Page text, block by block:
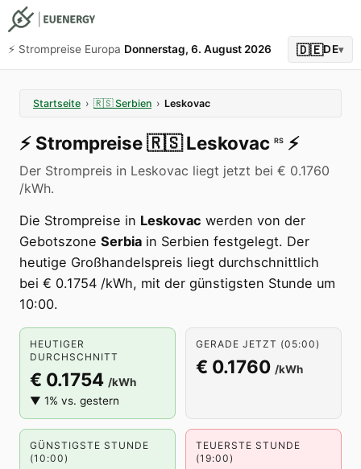
⚡️ Strompreise Europa Donnerstag, 6. August 2026 🇩🇪DE▾
Startseite › 🇷🇸 Serbien › Leskovac
⚡️ Strompreise🇷🇸 Leskovac RS ⚡️
Der Strompreis in Leskovac liegt jetzt bei € 0.1760
/kWh.
Die Strompreise in Leskovac werden von der
Gebotszone Serbia in Serbien festgelegt. Der
heutige Großhandelspreis liegt durchschnittlich
bei € 0.1754 /kWh, mit der günstigsten Stunde um
10:00.
HEUTIGER
DURCHSCHNITT
€ 0.1754 /kWh
▼ 1% vs. gestern
GERADE JETZT (05:00)
€ 0.1760 /kWh
GÜNSTIGSTE STUNDE
(10:00)
TEUERSTE STUNDE
(19:00)